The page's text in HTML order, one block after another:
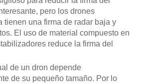
pero los drones
tienen una firma de radar baja y
El uso de material compuesto en
reduce la firma del
de un dron depende
de su pequeño tamaño. Por lo